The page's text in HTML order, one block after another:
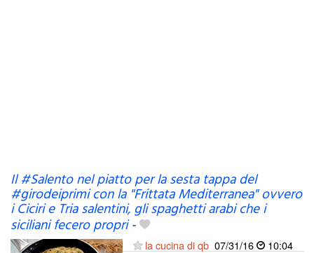
Il #Salento nel piatto per la sesta tappa del
#girodeiprimi con la "Frittata Mediterranea" ovvero
i Ciciri e Tria salentini, gli spaghetti arabi che i
siciliani fecero propri-
la cucina di qb 07/31/16
10:04